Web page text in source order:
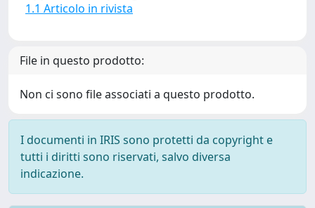
1.1 Articolo in rivista
File in questo prodotto:
Non ci sono file associati a questo prodotto.
I documenti in IRIS sono protetti da copyright e
tutti i diritti sono riservati, salvo diversa
indicazione.